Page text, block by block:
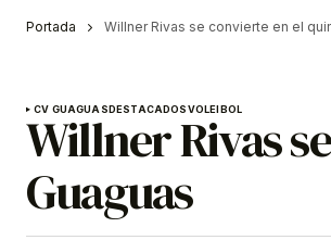
Portada Willner Rivas se convierte en el
CV GUAGUASDESTACADOSVOLEIBOL
Willner Rivas
Guaguas